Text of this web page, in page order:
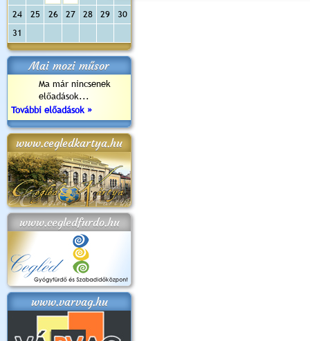
24
25 26 27 28 29
30
31
Mai mozi műsor
Ma már nincsenek
előadások...
További előadások »
www.cegledkartya.hu
www.cegledfurdo.hu
www.varvag.hu